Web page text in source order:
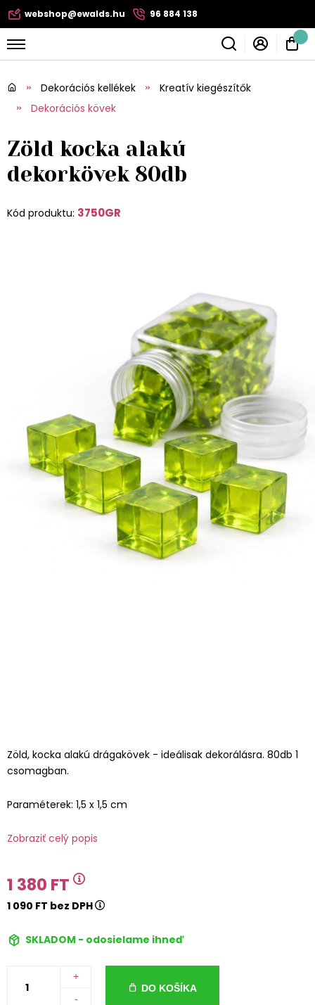
webshop@ewalds.hu 96 884 138
Dekorációs kellékek
Kreatív kiegészítők
Dekorációs kövek
Zöld kocka alakú
dekorkövek 80db
Kód produktu: 3750GR
Zöld, kocka alakú drágakövek - ideálisak dekorálásra. 80db 1
csomagban.
Paraméterek: 1,5 x 1,5 cm
Zobraziť celý popis
1 380 FT
1 090 FT bez DPH
SKLADOM - odosielame ihneď
+
-
DO KOŠÍKA